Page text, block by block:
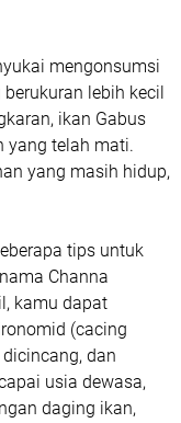
mengonsumsi
lebih kecil
ikan Gabus
yang telah mati.
yang masih hidup,
tips untuk
Channa
kamu dapat
(cacing
dan
usia dewasa,
daging ikan,